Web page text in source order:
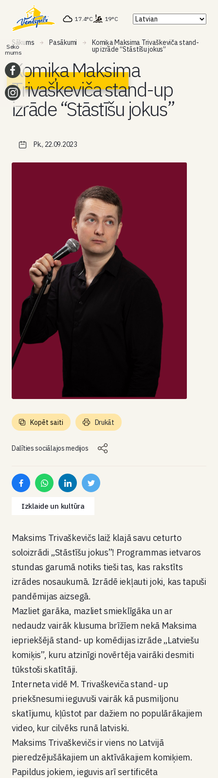
17.4°C 19°C
Sākums Pasākumi Komiķa Maksima Trivaškeviča stand-
up izrāde “Stāstīšu jokus”
Komiķa Maksima
Trivaškeviča stand-up
izrāde “Stāstīšu jokus”
Pk., 22.09.2023
Dalīties sociālajos medijos
Kopēt saiti Drukāt
Izklaide un kultūra
Maksims Trivaškevičs laiž klajā savu ceturto
soloizrādi „Stāstīšu jokus”! Programmas ietvaros
stundas garumā notiks tieši tas, kas rakstīts
izrādes nosaukumā. Izrādē iekļauti joki, kas tapuši
pandēmijas aizsegā.
Mazliet garāka, mazliet smieklīgāka un ar
nedaudz vairāk klusuma brīžīem nekā Maksima
iepriekšējā stand- up komēdijas izrāde „Latviešu
komiķis”, kuru atzinīgi novērtēja vairāki desmiti
tūkstoši skatītāji.
Interneta vidē M. Trivaškeviča stand- up
priekšnesumi ieguvuši vairāk kā pusmiljonu
skatījumu, kļūstot par dažiem no populārākajiem
video, kur cilvēks runā latviski.
Maksims Trivaškevičs ir viens no Latvijā
pieredzējušākajiem un aktīvākajiem komiķiem.
Papildus jokiem, ieguvis arī sertificēta
Seko
mums